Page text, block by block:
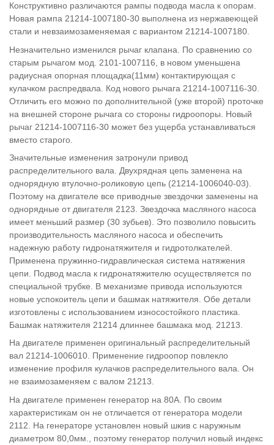
Конструктивно различаются рампы подвода масла к опорам.
Новая рампа 21214-1007180-30 выполнена из нержавеющей
стали и невзаимозаменяемая с вариантом 21214-1007180.
Незначительно изменился рычаг клапана. По сравнению со
старым рычагом мод. 2101-1007116, в новом уменьшена
радиусная опорная площадка(11мм) контактирующая с
кулачком распредвала. Код нового рычага 21214-1007116-30.
Отличить его можно по дополнительной (уже второй) проточке
на внешней стороне рычага со стороны гидроопоры. Новый
рычаг 21214-1007116-30 может без ущерба устанавливаться
вместо старого.
Значительные изменения затронули привод
распределительного вала. Двухрядная цепь заменена на
однорядную втулочно-роликовую цепь (21214-1006040-03).
Поэтому на двигателе все приводные звездочки заменены на
однорядные от двигателя 2123. Звездочка масляного насоса
имеет меньший размер (30 зубьев). Это позволило повысить
производительность масляного насоса и обеспечить
надежную работу гидронатяжителя и гидротолкателей.
Применена пружинно-гидравлическая система натяжения
цепи. Подвод масла к гидронатяжителю осуществляется по
специальной трубке. В механизме привода используются
новые успокоитель цепи и башмак натяжителя. Обе детали
изготовлены с использованием износостойкого пластика.
Башмак натяжителя 21214 длиннее башмака мод. 21213.
На двигателе применен оригинальный распределительный
вал 21214-1006010. Применение гидроопор повлекло
изменение профиля кулачков распределительного вала. Он
не взаимозаменяем с валом 21213.
На двигателе применен генератор на 80А. По своим
характеристикам он не отличается от генератора модели
2112. На генераторе установлен новый шкив с наружным
диаметром 80,0мм., поэтому генератор получил новый индекс